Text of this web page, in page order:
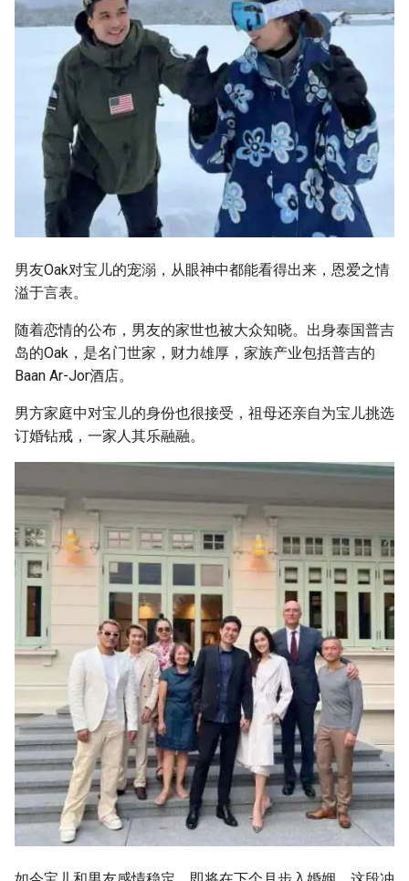
男友Oak对宝儿的宠溺，从眼神中都能看得出来，恩爱之情
溢于言表。
随着恋情的公布，男友的家世也被大众知晓。出身泰国普吉
岛的Oak，是名门世家，财力雄厚，家族产业包括普吉的
Baan Ar-Jor酒店。
男方家庭中对宝儿的身份也很接受，祖母还亲自为宝儿挑选
订婚钻戒，一家人其乐融融。